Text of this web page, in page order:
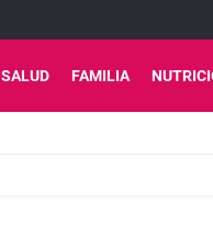
SALUD FAMILIA